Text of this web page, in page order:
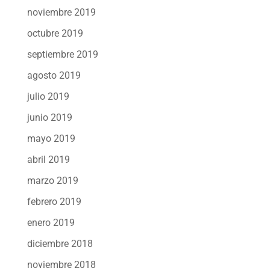
noviembre 2019
octubre 2019
septiembre 2019
agosto 2019
julio 2019
junio 2019
mayo 2019
abril 2019
marzo 2019
febrero 2019
enero 2019
diciembre 2018
noviembre 2018